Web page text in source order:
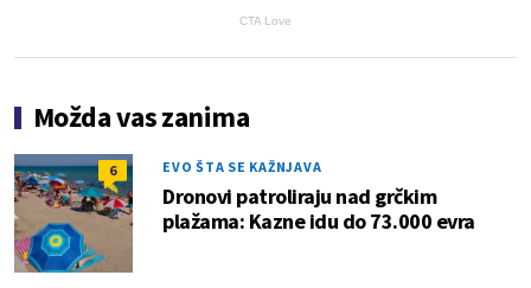
CTA Love
Možda vas zanima
6 EVO ŠTA SE KAŽNJAVA
Dronovi patroliraju nad grčkim
plažama: Kazne idu do 73.000 evra